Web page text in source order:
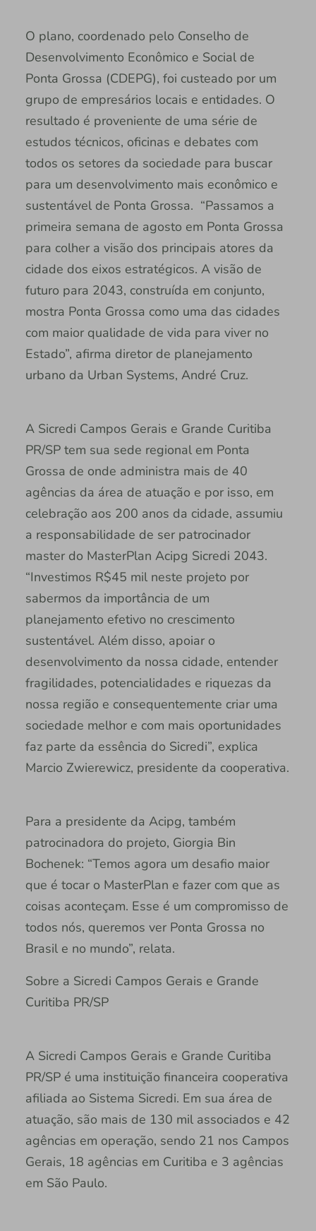
O plano, coordenado pelo Conselho de
Desenvolvimento Econômico e Social de
Ponta Grossa (CDEPG), foi custeado por um
grupo de empresários locais e entidades. O
resultado é proveniente de uma série de
estudos técnicos, oficinas e debates com
todos os setores da sociedade para buscar
para um desenvolvimento mais econômico e
sustentável de Ponta Grossa. “Passamos a
primeira semana de agosto em Ponta Grossa
para colher a visão dos principais atores da
cidade dos eixos estratégicos. A visão de
futuro para 2043, construída em conjunto,
mostra Ponta Grossa como uma das cidades
com maior qualidade de vida para viver no
Estado”, afirma diretor de planejamento
urbano da Urban Systems, André Cruz.
A Sicredi Campos Gerais e Grande Curitiba
PR/SP tem sua sede regional em Ponta
Grossa de onde administra mais de 40
agências da área de atuação e por isso, em
celebração aos 200 anos da cidade, assumiu
a responsabilidade de ser patrocinador
master do MasterPlan Acipg Sicredi 2043.
“Investimos R$45 mil neste projeto por
sabermos da importância de um
planejamento efetivo no crescimento
sustentável. Além disso, apoiar o
desenvolvimento da nossa cidade, entender
fragilidades, potencialidades e riquezas da
nossa região e consequentemente criar uma
sociedade melhor e com mais oportunidades
faz parte da essência do Sicredi”, explica
Marcio Zwierewicz, presidente da cooperativa.
Para a presidente da Acipg, também
patrocinadora do projeto, Giorgia Bin
Bochenek: “Temos agora um desafio maior
que é tocar o MasterPlan e fazer com que as
coisas aconteçam. Esse é um compromisso de
todos nós, queremos ver Ponta Grossa no
Brasil e no mundo”, relata.
Sobre a Sicredi Campos Gerais e Grande
Curitiba PR/SP
A Sicredi Campos Gerais e Grande Curitiba
PR/SP é uma instituição financeira cooperativa
afiliada ao Sistema Sicredi. Em sua área de
atuação, são mais de 130 mil associados e 42
agências em operação, sendo 21 nos Campos
Gerais, 18 agências em Curitiba e 3 agências
em São Paulo.